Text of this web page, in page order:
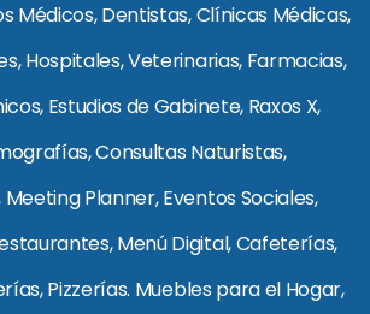
Médicos, Dentistas, Clínicas Médicas,
Hospitales, Veterinarias, Farmacias,
Estudios de Gabinete, Raxos X,
Consultas Naturistas,
Planner, Eventos Sociales,
Menú Digital, Cafeterías,
Pizzerías. Muebles para el Hogar,